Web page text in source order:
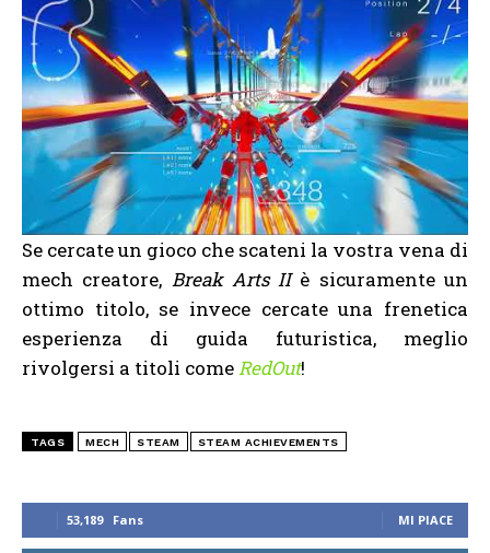
53,189 Fans MI PIACE
Se cercate un gioco che scateni la vostra vena di
mech creatore, Break Arts IIè sicuramente un
ottimo titolo, se invece cercate una frenetica
esperienza di guida futuristica, meglio
rivolgersi a titoli comeRedOut!
TAGS MECH STEAM STEAM ACHIEVEMENTS